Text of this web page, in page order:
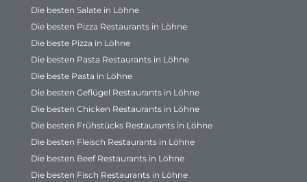
Die besten Salate in Löhne
Die besten Pizza Restaurants in Löhne
Die beste Pizza in Löhne
Die besten Pasta Restaurants in Löhne
Die beste Pasta in Löhne
Die besten Geflügel Restaurants in Löhne
Die besten Chicken Restaurants in Löhne
Die besten Frühstücks Restaurants in Löhne
Die besten Fleisch Restaurants in Löhne
Die besten Beef Restaurants in Löhne
Die besten Fisch Restaurants in Löhne